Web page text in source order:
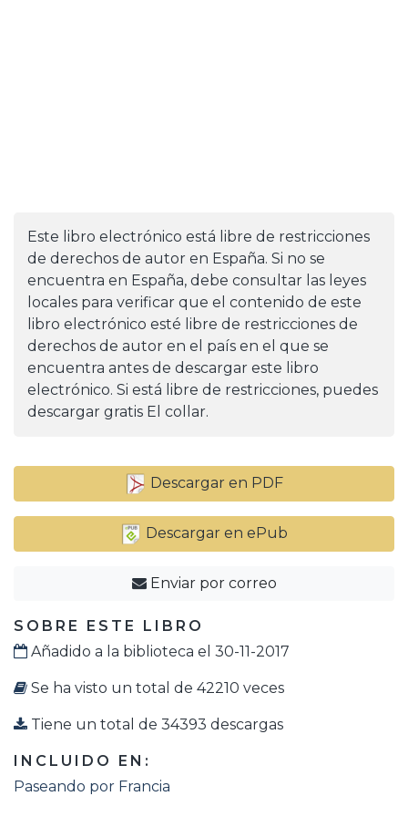
Este libro electrónico está libre de restricciones
de derechos de autor en España. Si no se
encuentra en España, debe consultar las leyes
locales para verificar que el contenido de este
libro electrónico esté libre de restricciones de
derechos de autor en el país en el que se
encuentra antes de descargar este libro
electrónico. Si está libre de restricciones, puedes
descargar gratis El collar.
Descargar en PDF
Descargar en ePub
Enviar por correo
SOBRE ESTE LIBRO
Añadido a la biblioteca el 30-11-2017
Se ha visto un total de 42210 veces
Tiene un total de 34393 descargas
INCLUIDO EN:
Paseando por Francia